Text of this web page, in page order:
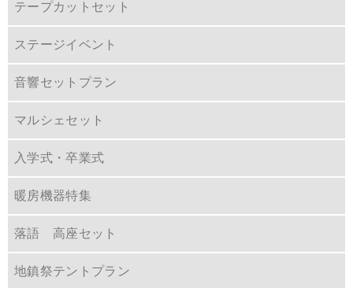
テープカットセット
ステージイベント
音響セットプラン
マルシェセット
入学式・卒業式
暖房機器特集
落語 高座セット
地鎮祭テントプラン